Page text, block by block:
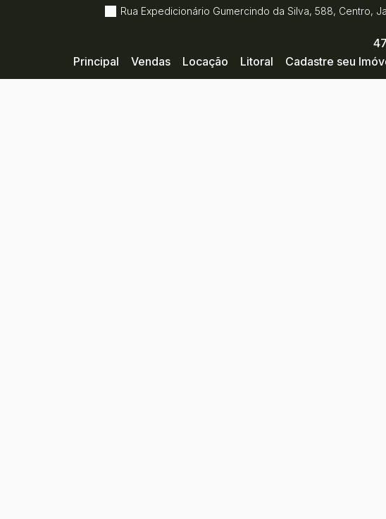
Rua Expedicionário Gumercindo da Silva, 588, Centro,
Cadastre seu
Litoral
Locação
Vendas
Principal